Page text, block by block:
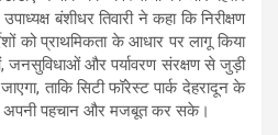
बंशीधर तिवारी ने कहा कि निरीक्षण
को प्राथमिकता के आधार पर लागू किया
जनसुविधाओं और पर्यावरण संरक्षण से जुड़ी
ताकि सिटी फॉरेस्ट पार्क देहरादून के
अपनी पहचान और मजबूत कर सके।